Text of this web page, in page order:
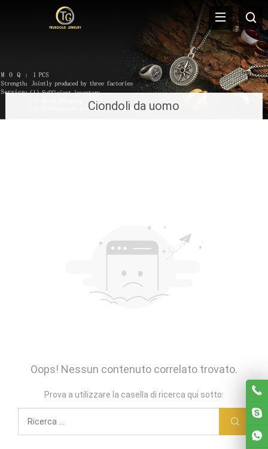
Ciondoli da uomo
Oops! Nessun contenuto correlato trovato.
Prova a utilizzare la casella di ricerca qui sotto: